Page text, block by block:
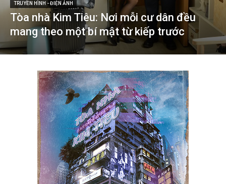
TRUYỀN HÌNH - ĐIỆN ẢNH
Tòa nhà Kim Tiêu: Nơi mỗi cư dân đều
mang theo một bí mật từ kiếp trước